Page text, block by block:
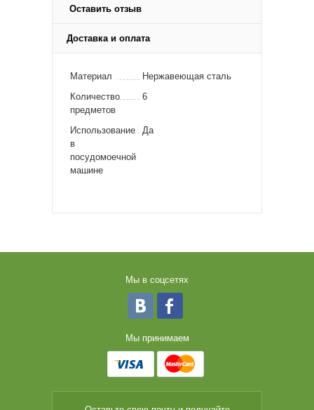
Оставить отзыв
Доставка и оплата
Материал
Нержавеющая сталь
Количество
предметов
6
Использование
в
посудомоечной
машине
Да
Мы в соцсетях
Мы принимаем